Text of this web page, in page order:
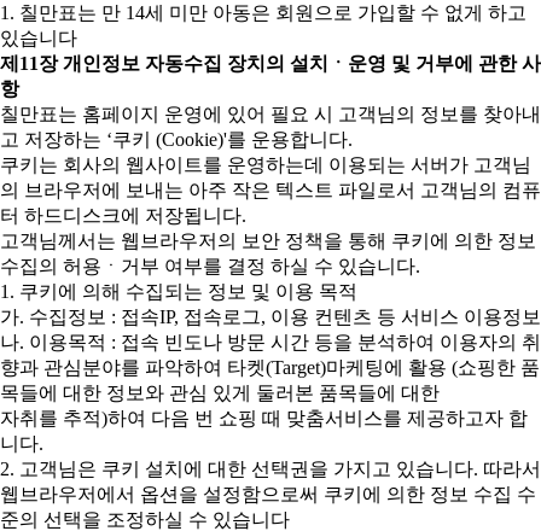
1. 칠만표는 만 14세 미만 아동은 회원으로 가입할 수 없게 하고
있습니다
제11장 개인정보 자동수집 장치의 설치ㆍ운영 및 거부에 관한 사
항
칠만표는 홈페이지 운영에 있어 필요 시 고객님의 정보를 찾아내
고 저장하는 ‘쿠키 (Cookie)'를 운용합니다.
쿠키는 회사의 웹사이트를 운영하는데 이용되는 서버가 고객님
의 브라우저에 보내는 아주 작은 텍스트 파일로서 고객님의 컴퓨
터 하드디스크에 저장됩니다.
고객님께서는 웹브라우저의 보안 정책을 통해 쿠키에 의한 정보
수집의 허용ㆍ거부 여부를 결정 하실 수 있습니다.
1. 쿠키에 의해 수집되는 정보 및 이용 목적
가. 수집정보 : 접속IP, 접속로그, 이용 컨텐츠 등 서비스 이용정보
나. 이용목적 : 접속 빈도나 방문 시간 등을 분석하여 이용자의 취
향과 관심분야를 파악하여 타켓(Target)마케팅에 활용 (쇼핑한 품
목들에 대한 정보와 관심 있게 둘러본 품목들에 대한
자취를 추적)하여 다음 번 쇼핑 때 맞춤서비스를 제공하고자 합
니다.
2. 고객님은 쿠키 설치에 대한 선택권을 가지고 있습니다. 따라서
웹브라우저에서 옵션을 설정함으로써 쿠키에 의한 정보 수집 수
준의 선택을 조정하실 수 있습니다